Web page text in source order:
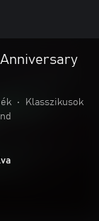
•
Klasszikusok